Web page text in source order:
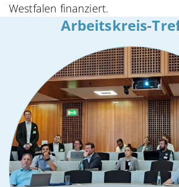
Westfalen finanziert.
Arbeitskreis-